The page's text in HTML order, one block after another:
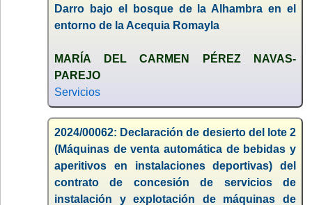
Darro bajo el bosque de la Alhambra en el
entorno de la Acequia Romayla
MARÍA DEL CARMEN PÉREZ NAVAS-
PAREJO
Servicios
2024/00062: Declaración de desierto del lote 2
(Máquinas de venta automática de bebidas y
aperitivos en instalaciones deportivas) del
contrato de concesión de servicios de
instalación y explotación de máquinas de